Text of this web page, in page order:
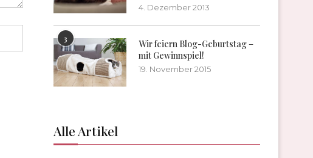
4. Dezember 2013
3
Wir feiern Blog-Geburtstag –
mit Gewinnspiel!
19. November 2015
Alle Artikel